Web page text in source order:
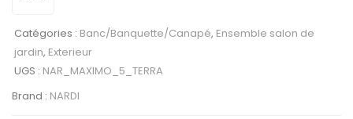
Catégories : Banc/Banquette/Canapé, Ensemble salon de
jardin, Exterieur
UGS : NAR_MAXIMO_5_TERRA
Brand : NARDI